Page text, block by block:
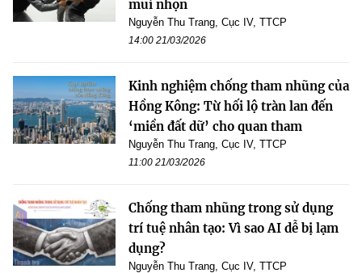
mũi nhọn
Nguyễn Thu Trang, Cục IV, TTCP
14:00 21/03/2026
Kinh nghiệm chống tham nhũng của
Hồng Kông: Từ hối lộ tràn lan đến
‘miền đất dữ’ cho quan tham
Nguyễn Thu Trang, Cục IV, TTCP
11:00 21/03/2026
Chống tham nhũng trong sử dụng
trí tuệ nhân tạo: Vì sao AI dễ bị lạm
dụng?
Nguyễn Thu Trang, Cục IV, TTCP